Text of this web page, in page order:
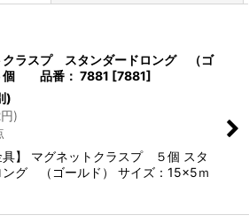
クラスプ スタンダードロング （ゴ
個 品番： 7881 [7881]
)
円)
具】 マグネットクラスプ ５個 スタ
ング （ゴールド） サイズ：15×5ｍ